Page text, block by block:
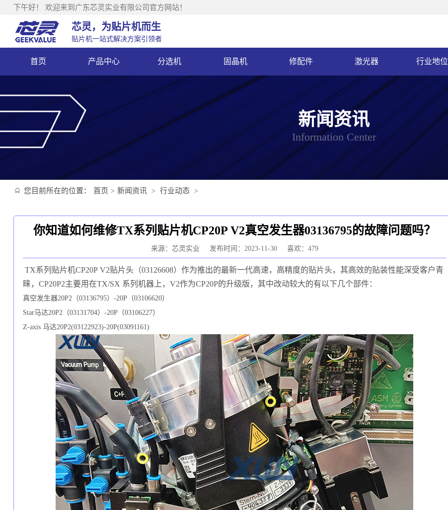
下午好！ 欢迎来到广东芯灵实业有限公司官方网站！
芯灵，为贴片机而生
贴片机一站式解决方案引领者
首页 产品中心 分选机 固晶机 修配件 激光器 行业地位
新闻资讯
Information Center
您目前所在的位置： 首页 > 新闻资讯 > 行业动态 >
你知道如何维修TX系列贴片机CP20P V2真空发生器03136795的故障问题吗？
来源：芯灵实业 发布时间：2023-11-30 喜欢：479
TX系列贴片机CP20PV2贴片头（03126608）作为推出的最新一代高速，高精度的贴片头，其高效的贴装性能深受客户青
睐，CP20P2主要用在TX/SX 系列机器上， V2作为CP20P的升级版，其中改动较大的有以下几个部件：
真空发生器20P2 （03136795） -20P（03106620）
Star马达20P2 （03131704） -20P（03106227）
Z-axis 马达20P2(03122923)-20P(03091161)